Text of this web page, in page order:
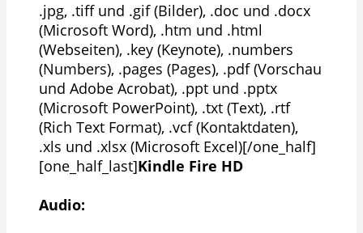
.jpg, .tiff und .gif (Bilder), .doc und .docx
(Microsoft Word), .htm und .html
(Webseiten), .key (Keynote), .numbers
(Numbers), .pages (Pages), .pdf (Vorschau
und Adobe Acrobat), .ppt und .pptx
(Microsoft PowerPoint), .txt (Text), .rtf
(Rich Text Format), .vcf (Kontaktdaten),
.xls und .xlsx (Microsoft Excel)[/one_half]
[one_half_last]Kindle Fire HD
Audio: